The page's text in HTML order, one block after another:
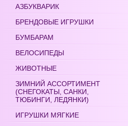
АЗБУКВАРИК
БРЕНДОВЫЕ ИГРУШКИ
БУМБАРАМ
ВЕЛОСИПЕДЫ
ЖИВОТНЫЕ
ЗИМНИЙ АССОРТИМЕНТ
(СНЕГОКАТЫ, САНКИ,
ТЮБИНГИ, ЛЕДЯНКИ)
ИГРУШКИ МЯГКИЕ